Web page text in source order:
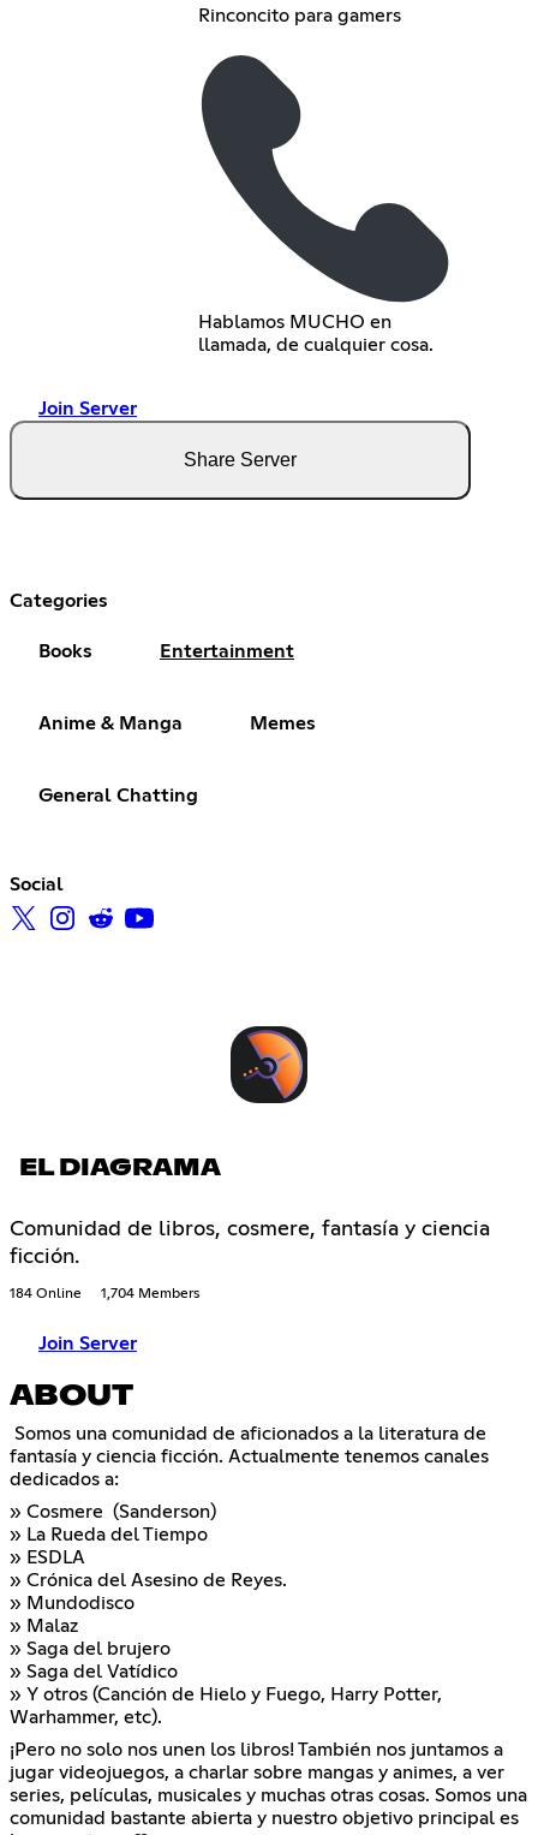
Rinconcito para gamers
Hablamos MUCHO en
llamada, de cualquier cosa.
Join Server
Share Server
Categories
Books Entertainment
Anime & Manga Memes
General Chatting
Social
EL DIAGRAMA
Comunidad de libros, cosmere, fantasía y ciencia
ficción.
184 Online 1,704 Members
Join Server
ABOUT
Somos una comunidad de aficionados a la literatura de
fantasía y ciencia ficción. Actualmente tenemos canales
dedicados a:
» Cosmere (Sanderson)
» La Rueda del Tiempo
» ESDLA
» Crónica del Asesino de Reyes.
» Mundodisco
» Malaz
» Saga del brujero
» Saga del Vatídico
» Y otros (Canción de Hielo y Fuego, Harry Potter,
Warhammer, etc).
¡Pero no solo nos unen los libros! También nos juntamos a
jugar videojuegos, a charlar sobre mangas y animes, a ver
series, películas, musicales y muchas otras cosas. Somos una
comunidad bastante abierta y nuestro objetivo principal es